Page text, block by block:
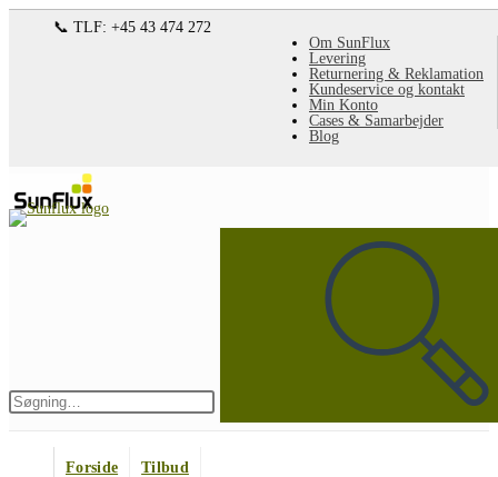
Om SunFlux
Levering
Returnering & Reklamation
Kundeservice og kontakt
Min Konto
Cases & Samarbejder
Blog
📞 TLF: +45 43 474 272
Forside
Tilbud